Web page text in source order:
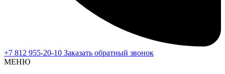
+7 812 955-20-10 Заказать обратный звонок
МЕНЮ